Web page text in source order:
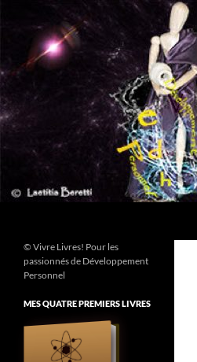
contenu
© Vivre Livres! Pour les
passionnés de Développement
Personnel
MES QUATRE PREMIERS LIVRES